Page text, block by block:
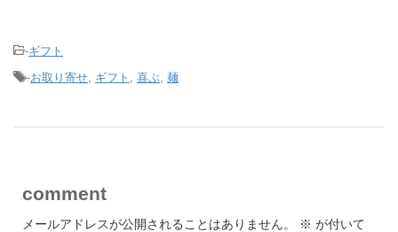
-ギフト
-お取り寄せ ギフト 喜ぶ 麺
comment
メールアドレスが公開されることはありません。 ※ が付いて